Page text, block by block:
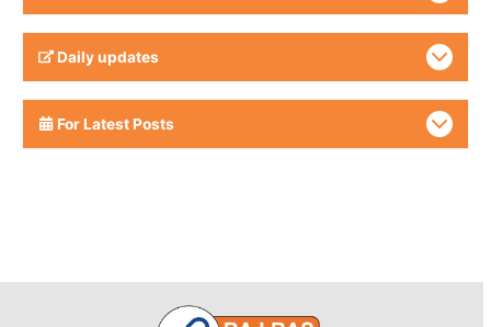
Daily updates
For Latest Posts